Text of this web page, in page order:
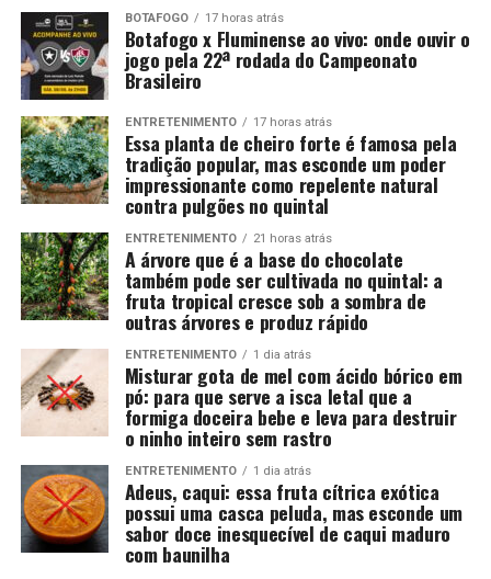
BOTAFOGO 17 horas atrás
Botafogo x Fluminense ao vivo: onde ouvir o
jogo pela 22ª rodada do Campeonato
Brasileiro
ENTRETENIMENTO 17 horas atrás
Essa planta de cheiro forte é famosa pela
tradição popular, mas esconde um poder
impressionante como repelente natural
contra pulgões no quintal
ENTRETENIMENTO 21 horas atrás
A árvore que é a base do chocolate
também pode ser cultivada no quintal: a
fruta tropical cresce sob a sombra de
outras árvores e produz rápido
ENTRETENIMENTO 1 dia atrás
Misturar gota de mel com ácido bórico em
pó: para que serve a isca letal que a
formiga doceira bebe e leva para destruir
o ninho inteiro sem rastro
ENTRETENIMENTO 1 dia atrás
Adeus, caqui: essa fruta cítrica exótica
possui uma casca peluda, mas esconde um
sabor doce inesquecível de caqui maduro
com baunilha